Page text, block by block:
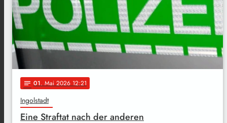
notes 01. Mai 2026 12:21
Ingolstadt
Eine Straftat nach der anderen